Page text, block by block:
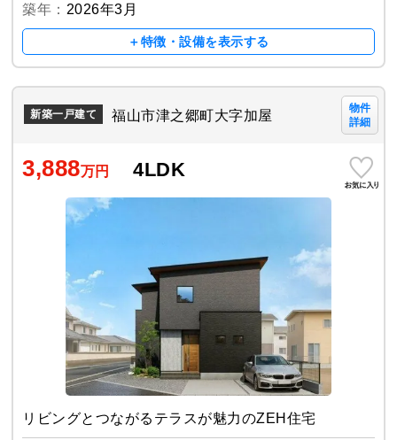
築年： 2026年3月
＋特徴・設備を表示する
新築一戸建て 福山市津之郷町大字加屋
物件
詳細
3,888万円 4LDK
リビングとつながるテラスが魅力のZEH住宅